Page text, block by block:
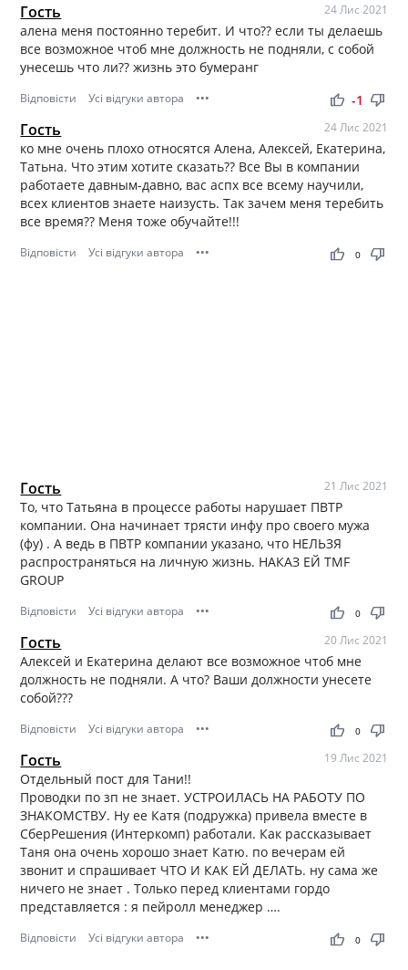
Гость 24 Лис 2021
алена меня постоянно теребит. И что?? если ты делаешь
все возможное чтоб мне должность не подняли, с собой
унесешь что ли?? жизнь это бумеранг
Відповісти Усі відгуки автора ••• thumb_up thumb_down
-1
Гость 24 Лис 2021
ко мне очень плохо относятся Алена, Алексей, Екатерина,
Татьна. Что этим хотите сказать?? Все Вы в компании
работаете давным-давно, вас аспх все всему научили,
всех клиентов знаете наизусть. Так зачем меня теребить
все время?? Меня тоже обучайте!!!
Відповісти Усі відгуки автора ••• thumb_up thumb_down
0
Гость 21 Лис 2021
То, что Татьяна в процессе работы нарушает ПВТР
компании. Она начинает трясти инфу про своего мужа
(фу) . А ведь в ПВТР компании указано, что НЕЛЬЗЯ
распространяться на личную жизнь. НАКАЗ ЕЙ TMF
GROUP
Відповісти Усі відгуки автора ••• thumb_up thumb_down
0
Гость 20 Лис 2021
Алексей и Екатерина делают все возможное чтоб мне
должность не подняли. А что? Ваши должности унесете
собой???
Відповісти Усі відгуки автора ••• thumb_up thumb_down
0
Гость 19 Лис 2021
Отдельный пост для Тани!!
Проводки по зп не знает. УСТРОИЛАСЬ НА РАБОТУ ПО
ЗНАКОМСТВУ. Ну ее Катя (подружка) привела вместе в
СберРешения (Интеркомп) работали. Как рассказывает
Таня она очень хорошо знает Катю. по вечерам ей
звонит и спрашивает ЧТО И КАК ЕЙ ДЕЛАТЬ. ну сама же
ничего не знает . Только перед клиентами гордо
представляется : я пейролл менеджер ….
Відповісти Усі відгуки автора ••• thumb_up thumb_down
0